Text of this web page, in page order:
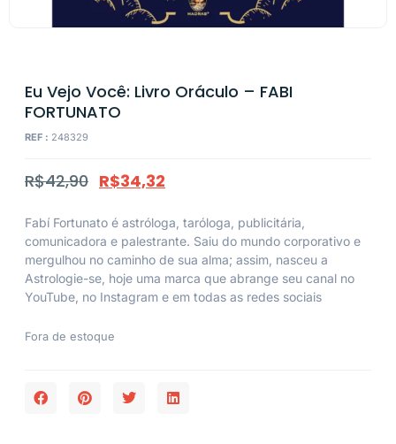
Eu Vejo Você: Livro Oráculo – FABI
FORTUNATO
REF : 248329
R$42,90 R$34,32
Fabí Fortunato é astróloga, taróloga, publicitária,
comunicadora e palestrante. Saiu do mundo corporativo e
mergulhou no caminho de sua alma; assim, nasceu a
Astrologie-se, hoje uma marca que abrange seu canal no
YouTube, no Instagram e em todas as redes sociais
Fora de estoque